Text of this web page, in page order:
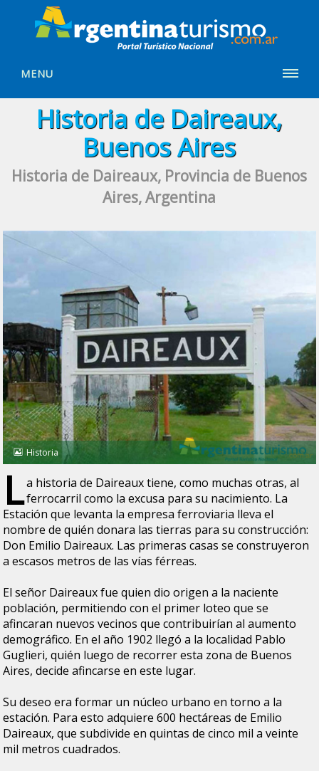
MENU
Historia de Daireaux,
Buenos Aires
Historia de Daireaux, Provincia de Buenos
Aires, Argentina
Historia
La historia de Daireaux tiene, como muchas otras, al
ferrocarril como la excusa para su nacimiento. La
Estación que levanta la empresa ferroviaria lleva el
nombre de quién donara las tierras para su construcción:
Don Emilio Daireaux. Las primeras casas se construyeron
a escasos metros de las vías férreas.
El señor Daireaux fue quien dio origen a la naciente
población, permitiendo con el primer loteo que se
afincaran nuevos vecinos que contribuirían al aumento
demográfico. En el año 1902 llegó a la localidad Pablo
Guglieri, quién luego de recorrer esta zona de Buenos
Aires, decide afincarse en este lugar.
Su deseo era formar un núcleo urbano en torno a la
estación. Para esto adquiere 600 hectáreas de Emilio
Daireaux, que subdivide en quintas de cinco mil a veinte
mil metros cuadrados.